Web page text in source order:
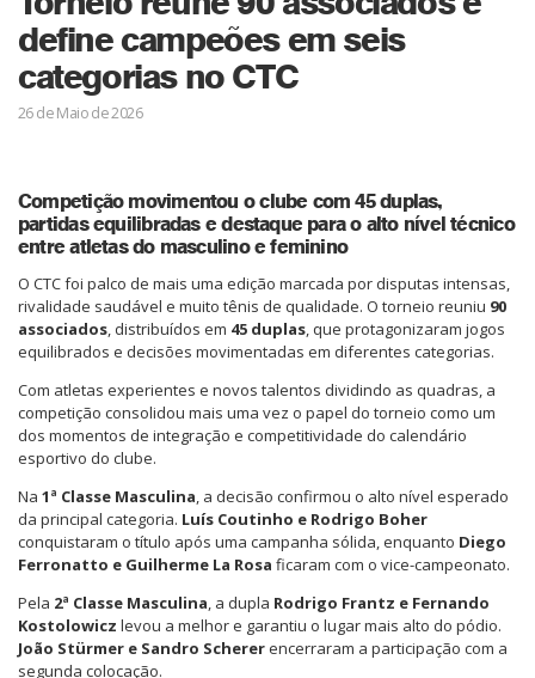
define campeões em seis
categorias no CTC
26 de Maio de 2026
Competição movimentou o clube com 45 duplas,
partidas equilibradas e destaque para o alto nível técnico
entre atletas do masculino e feminino
O CTC foi palco de mais uma edição marcada por disputas intensas,
rivalidade saudável e muito tênis de qualidade. O torneio reuniu 90
associados, distribuídos em 45 duplas, que protagonizaram jogos
equilibrados e decisões movimentadas em diferentes categorias.
Com atletas experientes e novos talentos dividindo as quadras, a
competição consolidou mais uma vez o papel do torneio como um
dos momentos de integração e competitividade do calendário
esportivo do clube.
Na 1ª Classe Masculina, a decisão confirmou o alto nível esperado
da principal categoria. Luís Coutinho e Rodrigo Boher
conquistaram o título após uma campanha sólida, enquanto Diego
Ferronatto e Guilherme La Rosa ficaram com o vice-campeonato.
Pela 2ª Classe Masculina, a dupla Rodrigo Frantz e Fernando
Kostolowicz levou a melhor e garantiu o lugar mais alto do pódio.
João Stürmer e Sandro Schererencerraram a participação com a
segunda colocação.